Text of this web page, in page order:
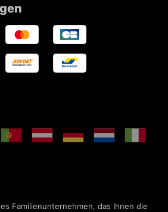
Familienunternehmen, das Ihnen die